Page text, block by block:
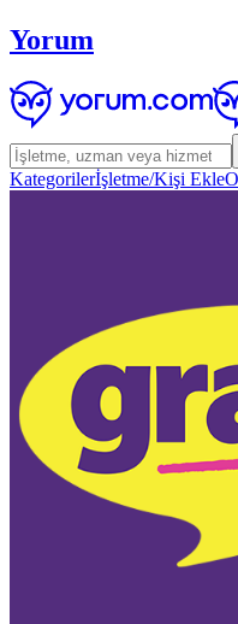
Yorum
Kategorilerİşletme/Kişi Ekle